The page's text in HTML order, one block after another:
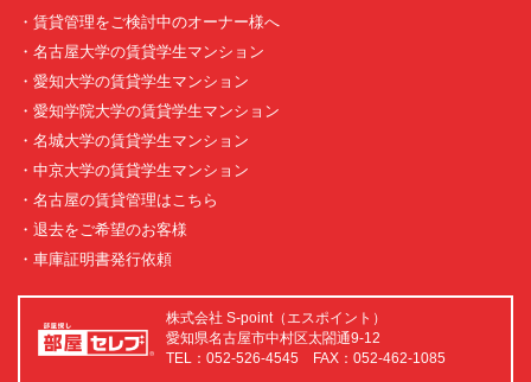
・賃貸管理をご検討中のオーナー様へ
・名古屋大学の賃貸学生マンション
・愛知大学の賃貸学生マンション
・愛知学院大学の賃貸学生マンション
・名城大学の賃貸学生マンション
・中京大学の賃貸学生マンション
・名古屋の賃貸管理はこちら
・退去をご希望のお客様
・車庫証明書発行依頼
株式会社 S-point（エスポイント）
愛知県名古屋市中村区太閤通9-12
TEL：052-526-4545 FAX：052-462-1085